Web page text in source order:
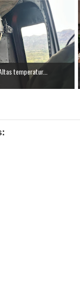
temperatur...